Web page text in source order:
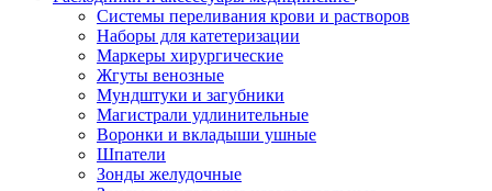
Системы переливания крови и растворов
Наборы для катетеризации
Маркеры хирургические
Жгуты венозные
Мундштуки и загубники
Магистрали удлинительные
Воронки и вкладыши ушные
Шпатели
Зонды желудочные